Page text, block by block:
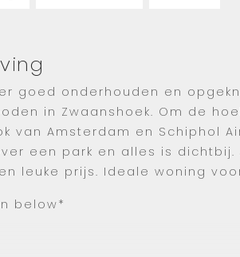
goed onderhouden en
in Zwaanshoek. Om de
van Amsterdam en Schiphol
een park en alles is dichtbij.
leuke prijs. Ideale woning
below*